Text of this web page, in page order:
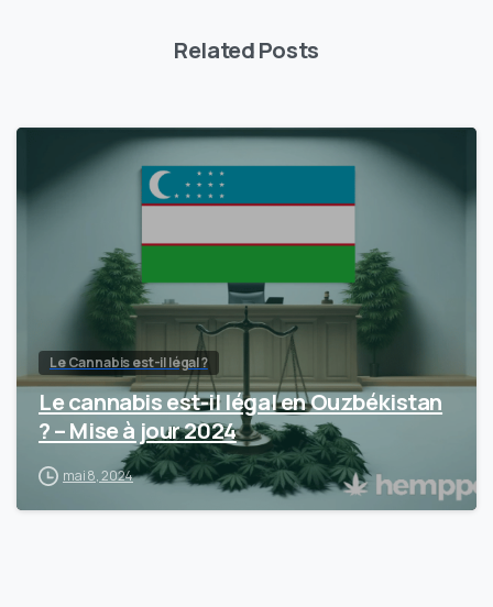
Related Posts
Le Cannabis est-il légal ?
Le cannabis est-il légal en Ouzbékistan
? – Mise à jour 2024
mai 8, 2024